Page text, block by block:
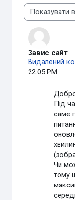
Тип показу
Завис сайт
Видалений
22:05 PM
Кількість
Під
саме
Чи
тому